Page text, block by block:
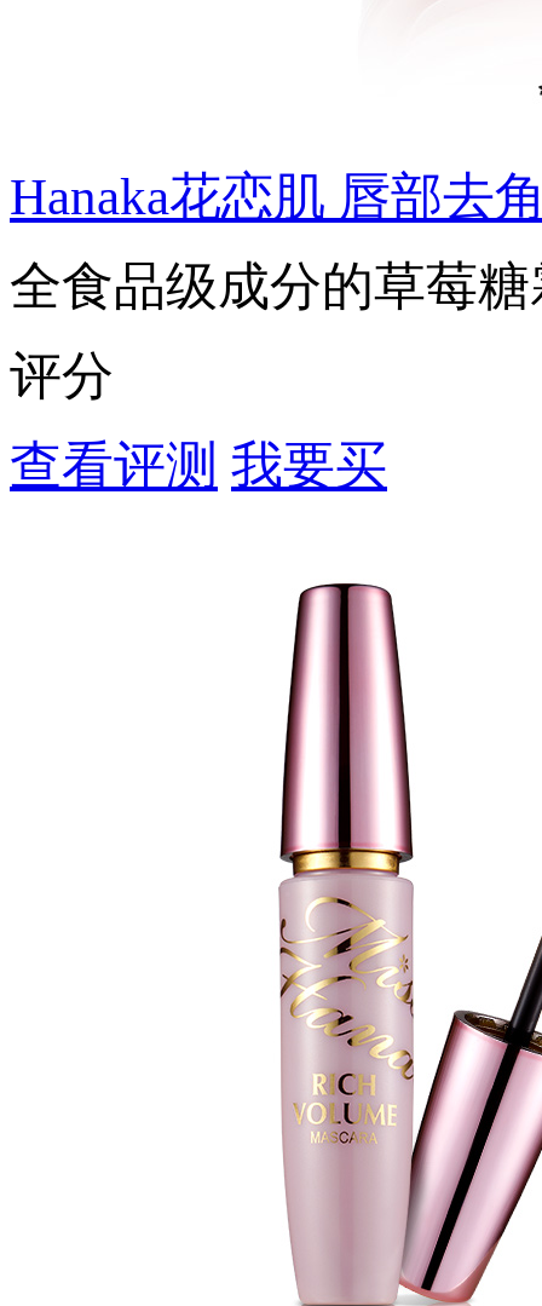
Hanaka花恋肌 唇部去
全食品级成分的草莓
评分
查看评测 我要买